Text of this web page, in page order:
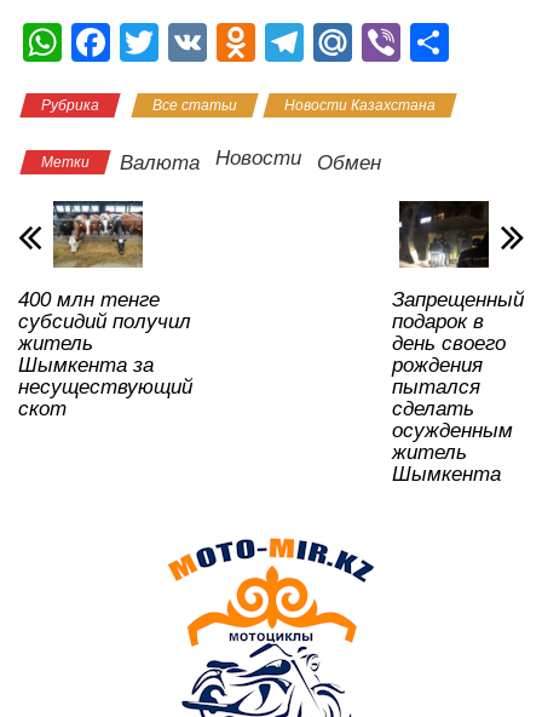
W
at
s
A
p
p
F
c
e
b
o
o
k
T
tt
er
V
O
n
o
T
e
gr
M
.R
u
Vi
er р
в
и
ть
Рубрика Все статьи Новости Казахстана
Метки Валюта Новости Обмен
400 млн тенге
субсидий получил
житель
Шымкента за
несуществующий
скот
Запрещенный
подарок в
день своего
рождения
пытался
сделать
осужденным
житель
Шымкента